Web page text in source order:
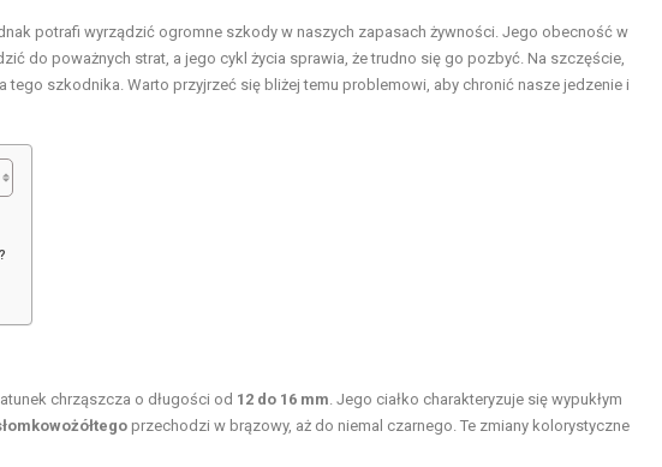
potrafi wyrządzić ogromne szkody w naszych zapasach żywności. Jego obecność w
do poważnych strat, a jego cykl życia sprawia, że trudno się go pozbyć. Na szczęście,
szkodnika. Warto przyjrzeć się bliżej temu problemowi, aby chronić nasze jedzenie i
chrząszcza o długości od 12 do 16 mm . Jego ciałko charakteryzuje się wypukłym
przechodzi w brązowy, aż do niemal czarnego. Te zmiany kolorystyczne